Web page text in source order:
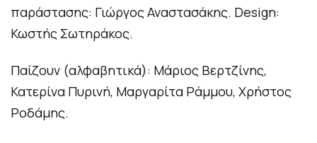
παράστασης: Γιώργος Αναστασάκης. Design:
Κωστής Σωτηράκος.
Παίζουν (αλφαβητικά): Μάριος Βερτζίνης,
Κατερίνα Πυρινή, Μαργαρίτα Ράμμου, Χρήστος
Ροδάμης.